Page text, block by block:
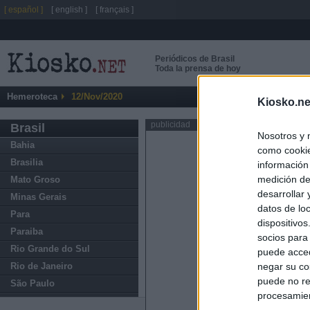
Nosotros y
como
medición
desarrollar
datos de
socios
puede
negar su
puede no
Periódicos de Brasil
Toda la prensa de hoy
Hemeroteca 12/Nov/2020
Brasil
Bahia
Brasilia
Mato Groso
Minas Gerais
Para
Paraiba
Rio Grande do Sul
Rio de Janeiro
São Paulo
publicidad
[ español ] [ english ] [ français ]